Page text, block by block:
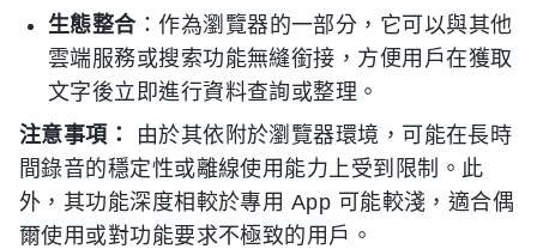
生態整合：作為瀏覽器的一部分，它可以與其他
雲端服務或搜索功能無縫銜接，方便用戶在獲取
文字後立即進行資料查詢或整理。
注意事項：
由於其依附於瀏覽器環境，可能在長時
間錄音的穩定性或離線使用能力上受到限制。此
外，其功能深度相較於專用 App 可能較淺，適合偶
爾使用或對功能要求不極致的用戶。